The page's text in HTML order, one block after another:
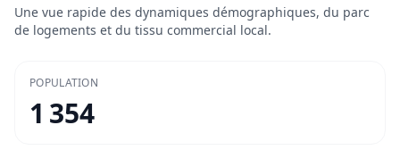
Une vue rapide des dynamiques démographiques, du parc
de logements et du tissu commercial local.
POPULATION
1 354